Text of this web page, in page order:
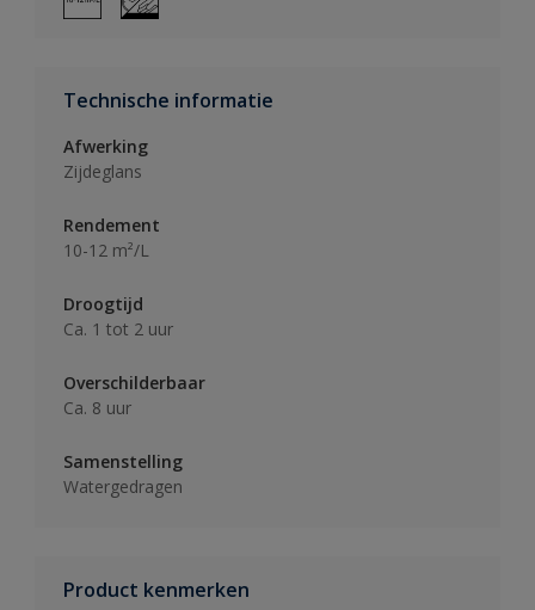
Technische informatie
Afwerking
Zijdeglans
Rendement
10-12 m²/L
Droogtijd
Ca. 1 tot 2 uur
Overschilderbaar
Ca. 8 uur
Samenstelling
Watergedragen
Product kenmerken